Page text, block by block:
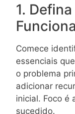
1.
Comece
essenciais
o problema
adicionar
inicial. Foco é
sucedido.